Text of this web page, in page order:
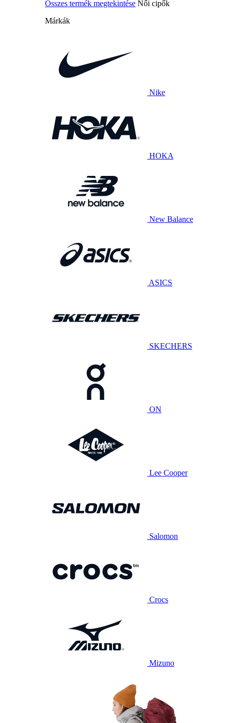
Összes termék megtekintése Női cipők
Márkák
Nike
HOKA
New Balance
ASICS
SKECHERS
ON
Lee Cooper
Salomon
Crocs
Mizuno